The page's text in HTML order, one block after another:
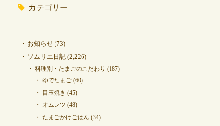
カテゴリー
お知らせ(73)
ソムリエ日記(2,226)
料理別・たまごのこだわり (187)
ゆでたまご(60)
目玉焼き (45)
オムレツ (48)
たまごかけごはん (34)